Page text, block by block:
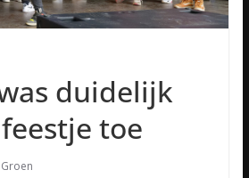
duidelijk
toe